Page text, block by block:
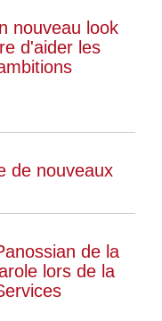
nouveau look
d'aider les
de nouveaux
de la
lors de la